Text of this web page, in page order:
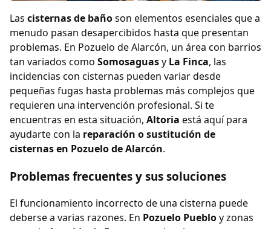
Las cisternas de bañoson elementos esenciales que a
menudo pasan desapercibidos hasta que presentan
problemas. En Pozuelo de Alarcón, un área con barrios
tan variados como Somosaguasy La Finca, las
incidencias con cisternas pueden variar desde
pequeñas fugas hasta problemas más complejos que
requieren una intervención profesional. Si te
encuentras en esta situación, Altoria está aquí para
ayudarte con la reparación o sustitución de
cisternas en Pozuelo de Alarcón.
Problemas frecuentes y sus soluciones
El funcionamiento incorrecto de una cisterna puede
deberse a varias razones. En Pozuelo Puebloy zonas